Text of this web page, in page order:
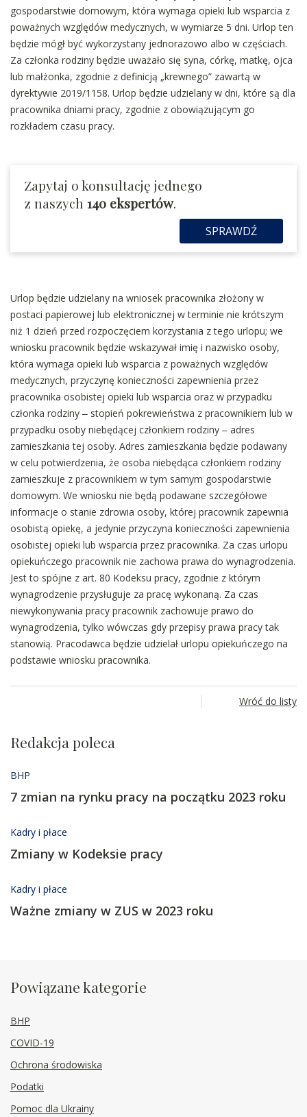
gospodarstwie domowym, która wymaga opieki lub wsparcia z
poważnych względów medycznych, w wymiarze 5 dni. Urlop ten
będzie mógł być wykorzystany jednorazowo albo w częściach.
Za członka rodziny będzie uważało się syna, córkę, matkę, ojca
lub małżonka, zgodnie z definicją „krewnego” zawartą w
dyrektywie 2019/1158. Urlop będzie udzielany w dni, które są dla
pracownika dniami pracy, zgodnie z obowiązującym go
rozkładem czasu pracy.
Zapytaj o konsultację jednego
z naszych 140 ekspertów.
SPRAWDŹ
Urlop będzie udzielany na wniosek pracownika złożony w
postaci papierowej lub elektronicznej w terminie nie krótszym
niż 1 dzień przed rozpoczęciem korzystania z tego urlopu; we
wniosku pracownik będzie wskazywał imię i nazwisko osoby,
która wymaga opieki lub wsparcia z poważnych względów
medycznych, przyczynę konieczności zapewnienia przez
pracownika osobistej opieki lub wsparcia oraz w przypadku
członka rodziny ‒ stopień pokrewieństwa z pracownikiem lub w
przypadku osoby niebędącej członkiem rodziny ‒ adres
zamieszkania tej osoby. Adres zamieszkania będzie podawany
w celu potwierdzenia, że osoba niebędąca członkiem rodziny
zamieszkuje z pracownikiem w tym samym gospodarstwie
domowym. We wniosku nie będą podawane szczegółowe
informacje o stanie zdrowia osoby, której pracownik zapewnia
osobistą opiekę, a jedynie przyczyna konieczności zapewnienia
osobistej opieki lub wsparcia przez pracownika. Za czas urlopu
opiekuńczego pracownik nie zachowa prawa do wynagrodzenia.
Jest to spójne z art. 80 Kodeksu pracy, zgodnie z którym
wynagrodzenie przysługuje za pracę wykonaną. Za czas
niewykonywania pracy pracownik zachowuje prawo do
wynagrodzenia, tylko wówczas gdy przepisy prawa pracy tak
stanowią. Pracodawca będzie udzielał urlopu opiekuńczego na
podstawie wniosku pracownika.
Wróć do listy
Redakcja poleca
BHP
7 zmian na rynku pracy na początku 2023 roku
Kadry i płace
Zmiany w Kodeksie pracy
Kadry i płace
Ważne zmiany w ZUS w 2023 roku
Powiązane kategorie
BHP
COVID-19
Ochrona środowiska
Podatki
Pomoc dla Ukrainy